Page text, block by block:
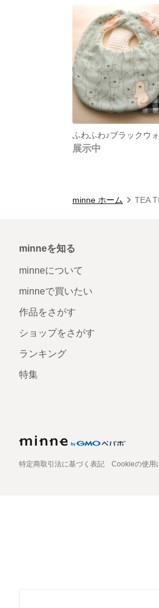
展示中
minne ホーム TEA
minneを知る
minneについて
minneで買いたい
作品をさがす
ショップをさがす
ランキング
特集
特定商取引法に基づく表記 Cookieの使用